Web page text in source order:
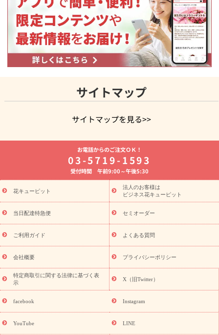
サイトマップ
サイトマップを見る>>
よく贈られる花
お祝いの花特集
誕生日フラワーギフト特集
8月の誕生花(トルコキキョウ)
開店・開業祝い
お供え・お悔やみ お供え・お悔やみの花
通夜・葬儀に贈る花 胡蝶蘭・花鉢
ーブドフラワー
季節のイベント
ひまわり ギフト・プレゼント
特集
お盆 花（新盆・初盆） 季節のイベント
お盆 花（新
盆・初盆）
お盆 花（新盆・初盆）
お盆・お供え 花とセットギ
フト
お盆・お供え プリザーブドフラワー
ひまわり ギフト・プ
レゼント特集
夏の花贈り・お中元・暑中見舞い 花のギフト特集
敬老の日におくる花ギフト・プレゼント特集
花ギフト・プレゼント特集
敬老の日 花のおすすめランキング
敬
老の日 花鉢植えのギフト・プレゼント特集
敬老の日 花とセットギ
フト・プレゼント特集
敬老の日の花 全てのギフト一覧
キャン
ペーン
映画『ウォーターガーディアンズ』コラボキャンペーン
「きょう誕生日なんです」キャンペーン
誕生日の花を探す
誕生日フラワーギフト 誕生日フラワーギフト特集
9月の誕生花(リンドウ)
お電話からのご注文ＯＫ！
03-5719-1593
受付時間 午前9:00～午後5:30
花キューピット
法人のお客様は
ビジネス花キューピット
当日配達特急便 セミオーダー
ご利用ガイド よくある質問
会社概要 プライバシーポリシー
特定商取引に関する法律に基づく表
示
X（旧Twitter）
facebook Instagram
YouTube LINE